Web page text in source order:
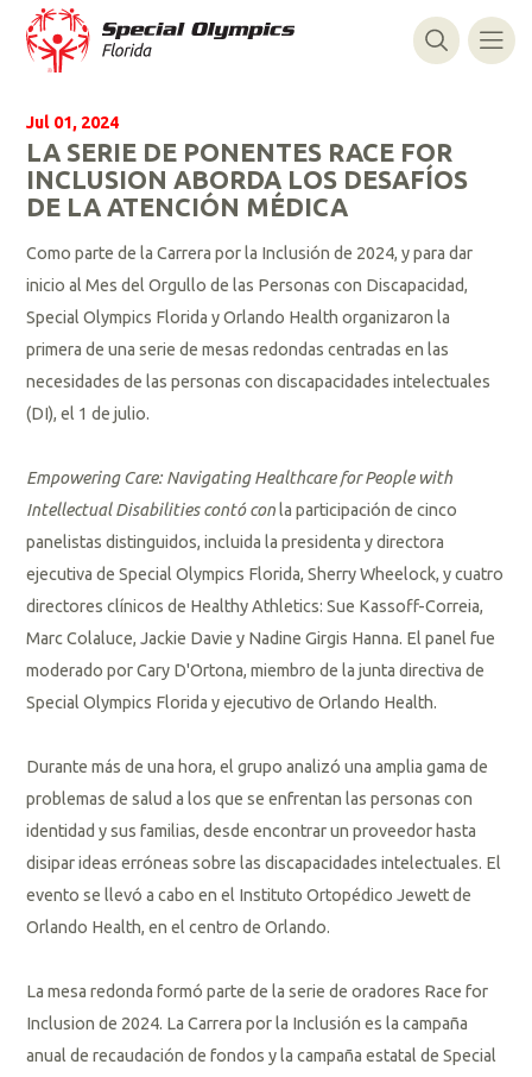
Jul 01, 2024
LA SERIE DE PONENTES RACE FOR
INCLUSION ABORDA LOS DESAFÍOS
DE LA ATENCIÓN MÉDICA
Como parte de la Carrera por la Inclusión de 2024, y para dar
inicio al Mes del Orgullo de las Personas con Discapacidad,
Special Olympics Florida y Orlando Health organizaron la
primera de una serie de mesas redondas centradas en las
necesidades de las personas con discapacidades intelectuales
(DI), el 1 de julio.
Empowering Care: Navigating Healthcare for People with
Intellectual Disabilities contó conla participación de cinco
panelistas distinguidos, incluida la presidenta y directora
ejecutiva de Special Olympics Florida, Sherry Wheelock, y cuatro
directores clínicos de Healthy Athletics: Sue Kassoff-Correia,
Marc Colaluce, Jackie Davie y Nadine Girgis Hanna. El panel fue
moderado por Cary D'Ortona, miembro de la junta directiva de
Special Olympics Florida y ejecutivo de Orlando Health.
Durante más de una hora, el grupo analizó una amplia gama de
problemas de salud a los que se enfrentan las personas con
identidad y sus familias, desde encontrar un proveedor hasta
disipar ideas erróneas sobre las discapacidades intelectuales. El
evento se llevó a cabo en el Instituto Ortopédico Jewett de
Orlando Health, en el centro de Orlando.
La mesa redonda formó parte de la serie de oradores Race for
Inclusion de 2024. La Carrera por la Inclusión es la campaña
anual de recaudación de fondos y la campaña estatal de Special